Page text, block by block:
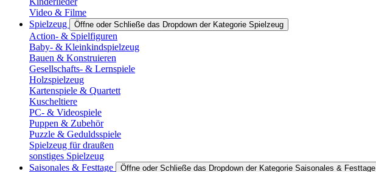
Video & Filme
Spielzeug
Öffne oder Schließe das Dropdown der Kategorie Spielzeug
Action- & Spielfiguren
Baby- & Kleinkindspielzeug
Bauen & Konstruieren
Gesellschafts- & Lernspiele
Holzspielzeug
Kartenspiele & Quartett
Kuscheltiere
PC- & Videospiele
Puppen & Zubehör
Puzzle & Geduldsspiele
Spielzeug für draußen
sonstiges Spielzeug
Saisonales & Festtage
Öffne oder Schließe das Dropdown der Kategorie Saisonales & Festtage